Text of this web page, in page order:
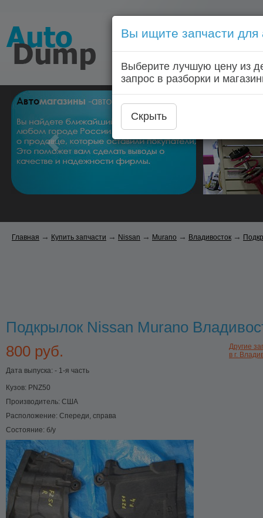
Голосовой запрос
Главная
Главная → Купить запчасти → Nissan → Murano → Владивосток →
Подкрылок Nissan Murano
Другие
в г.
800 руб.
Дата выпуска: - 1-я часть
Кузов: PNZ50
Производитель: США
Расположение: Спереди, справа
Состояние: б/у
Вы ищите запчасти для
Выберите лучшую цену из
запрос в разборки и
Скрыть